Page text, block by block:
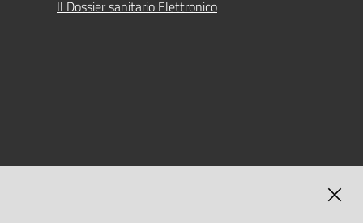
Il Dossier sanitario Elettronico